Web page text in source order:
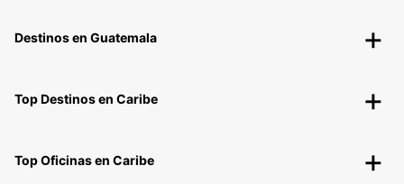
Destinos en Guatemala
Top Destinos en Caribe
Top Oficinas en Caribe